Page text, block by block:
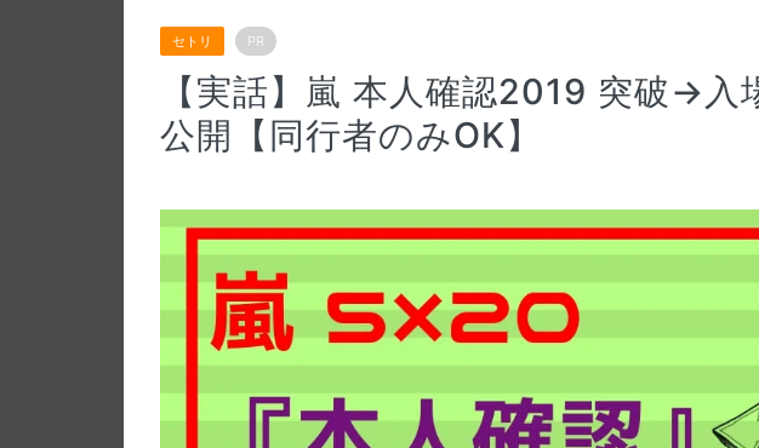
セトリ PR
【実話】嵐 本人確認2019 突破→入
公開【同行者のみOK】